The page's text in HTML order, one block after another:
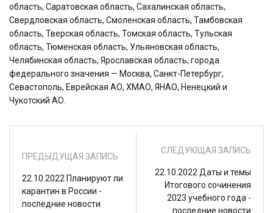
область, Саратовская область, Сахалинская область,
Свердловская область, Смоленская область, Тамбовская
область, Тверская область, Томская область, Тульская
область, Тюменская область, Ульяновская область,
Челябинская область, Ярославская область, города
федерального значения — Москва, Санкт-Петербург,
Севастополь, Еврейская АО, ХМАО, ЯНАО, Ненецкий и
Чукотский АО.
ПРЕДЫДУЩАЯ ЗАПИСЬ
22.10.2022 Планируют ли
карантин в России -
последние новости
СЛЕДУЮЩАЯ ЗАПИСЬ
22.10.2022 Даты и темы
Итогового сочинения
2023 учебного года -
последние новости